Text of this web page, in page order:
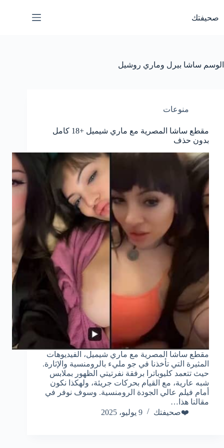
المحتوى
صحيفتك
الوسم ساشا بيرل وماري روشيل
منوعات
مقطع ساشا المصرية مع ماري شيميل +18 كامل
بدون حذف
مقطع ساشا المصرية مع ماري شيميل، الفيديوهات
المثيرة التي تأخذنا في جو مليء بالرومنسية والإثارة.
حيث تتعمد كليوباترا برفقة نفرتيتي الظهور بملابس
شبه عارية، مع القيام بحركات جريئة، ولهكذا نكون
أمام فيلم عالي الجودة الرومنسية. وسوف نوفر في
مقالنا هذا…
❤️صحيفتك
9 يوليو، 2025